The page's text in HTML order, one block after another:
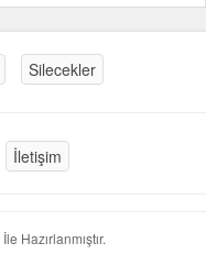
Silecekler
İletişim
İle Hazırlanmıştır.